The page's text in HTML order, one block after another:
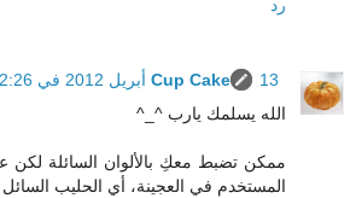
رد
Cup Cake
13 أبريل 2012 في 12:26 ص
الله يسلمك يارب ^_^
ممكن تضبط معكِ بالألوان السائلة لكن
المستخدم في العجينة، أي الحليب